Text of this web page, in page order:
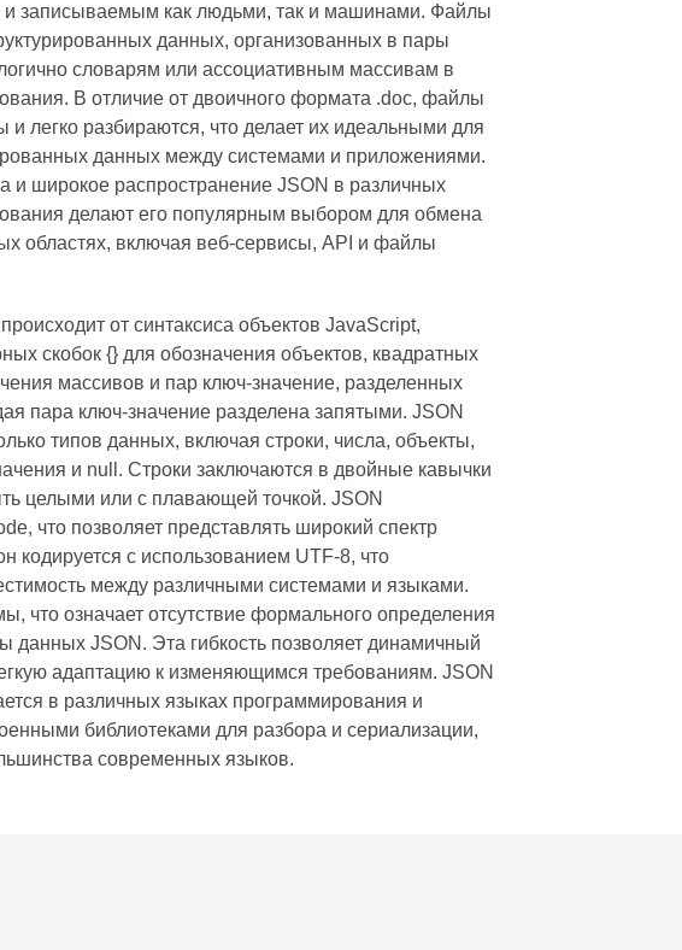
и записываемым как людьми, так и машинами. Файлы
данных, организованных в пары
словарям или ассоциативным массивам в
В отличие от двоичного формата .doc, файлы
и легко разбираются, что делает их идеальными для
данных между системами и приложениями.
и широкое распространение JSON в различных
делают его популярным выбором для обмена
областях, включая веб-сервисы, API и файлы
от синтаксиса объектов JavaScript,
скобок {} для обозначения объектов, квадратных
массивов и пар ключ-значение, разделенных
пара ключ-значение разделена запятыми. JSON
типов данных, включая строки, числа, объекты,
и null. Строки заключаются в двойные кавычки
целыми или с плавающей точкой. JSON
что позволяет представлять широкий спектр
кодируется с использованием UTF-8, что
между различными системами и языками.
что означает отсутствие формального определения
данных JSON. Эта гибкость позволяет динамичный
адаптацию к изменяющимся требованиям. JSON
в различных языках программирования и
библиотеками для разбора и сериализации,
современных языков.